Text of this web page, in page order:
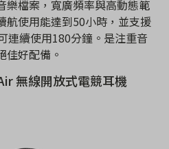
樂檔案，寬廣頻率與高動態範
航使用能達到50小時，並支援
連續使用180分鐘。是注重音
佳好配備。
無線開放式電競耳機